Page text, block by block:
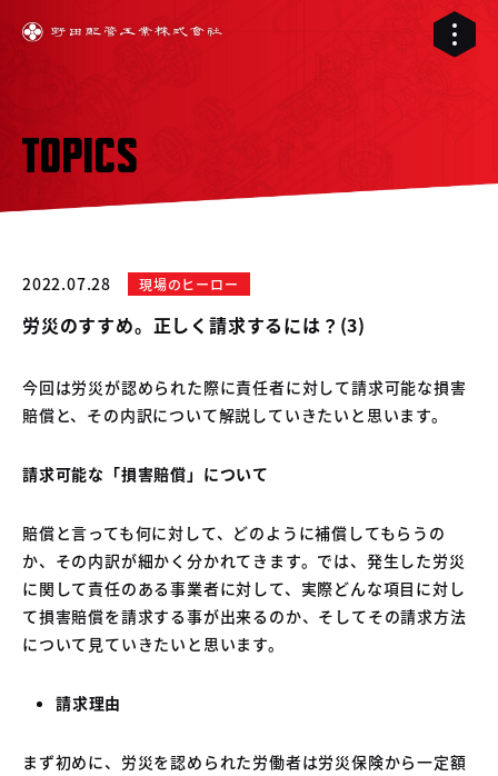
02 配管工事
04 中古車買取販売テンペスト
05 NOJ岡山店
TOPICS
2022.07.28 現場のヒーロー
労災のすすめ。正しく請求するには？(3)
今回は労災が認められた際に責任者に対して請求可能な損害
賠償と、その内訳について解説していきたいと思います。
請求可能な「損害賠償」について
賠償と言っても何に対して、どのように補償してもらうの
か、その内訳が細かく分かれてきます。では、発生した労災
に関して責任のある事業者に対して、実際どんな項目に対し
て損害賠償を請求する事が出来るのか、そしてその請求方法
について見ていきたいと思います。
請求理由
まず初めに、労災を認められた労働者は労災保険から一定額